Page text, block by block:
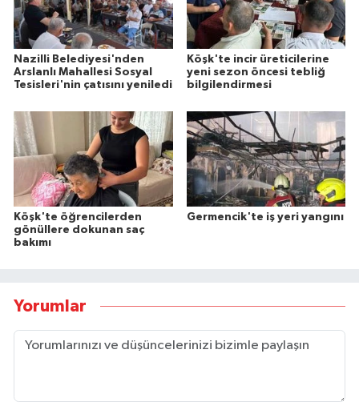
Nazilli Belediyesi'nden
Arslanlı Mahallesi Sosyal
Tesisleri'nin çatısını yeniledi
Köşk'te incir üreticilerine
yeni sezon öncesi tebliğ
bilgilendirmesi
Köşk'te öğrencilerden
gönüllere dokunan saç
bakımı
Germencik'te iş yeri yangını
Yorumlar